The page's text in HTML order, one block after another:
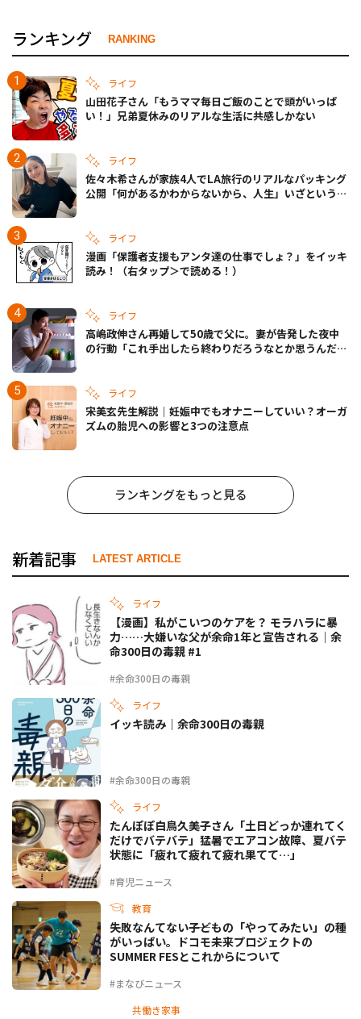
ランキング RANKING
ライフ
山田花子さん「もうママ毎日ご飯のことで頭がいっぱ
い！」兄弟夏休みのリアルな生活に共感しかない
ライフ
佐々木希さんが家族4人でLA旅行のリアルなパッキング
公開「何があるかわからないから、人生」いざというと
ライフ
漫画「保護者支援もアンタ達の仕事でしょ？」をイッキ
読み！（右タップ＞で読める！）
ライフ
高嶋政伸さん再婚して50歳で父に。妻が告発した夜中
の行動「これ手出したら終わりだろうなとか思うんだけ
ライフ
宋美玄先生解説｜妊娠中でもオナニーしていい？オーガ
ズムの胎児への影響と3つの注意点
ランキングをもっと見る
新着記事 LATEST ARTICLE
ライフ
#余命300日の毒親
【漫画】私がこいつのケアを？ モラハラに暴
力……大嫌いな父が余命1年と宣告される｜余
命300日の毒親 #1
ライフ
#余命300日の毒親
イッキ読み｜余命300日の毒親
ライフ
#育児ニュース
たんぽぽ白鳥久美子さん「土日どっか連れてく
だけでバテバテ」猛暑でエアコン故障、夏バテ
状態に「疲れて疲れて疲れ果てて…」
教育
#まなびニュース
失敗なんてない――子どもの「やってみたい」の種
がいっぱい。ドコモ未来プロジェクトの
SUMMER FESとこれからについて
共働き家事